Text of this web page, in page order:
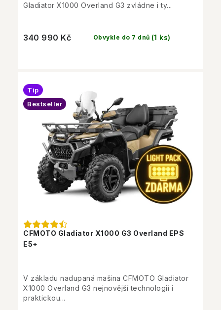
Obvykle do 7 dnů (1 ks)
340 990 Kč
Gladiator X1000 Overland G3 zvládne i ty...
CFMOTO Gladiator X1000 G3 Overland EPS
E5+
Tip
Bestseller
V základu nadupaná mašina CFMOTO Gladiator
X1000 Overland G3 nejnovější technologií i
praktickou...